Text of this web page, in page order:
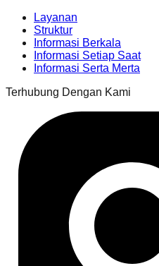
Layanan
Struktur
Informasi Berkala
Informasi Setiap Saat
Informasi Serta Merta
Terhubung Dengan Kami